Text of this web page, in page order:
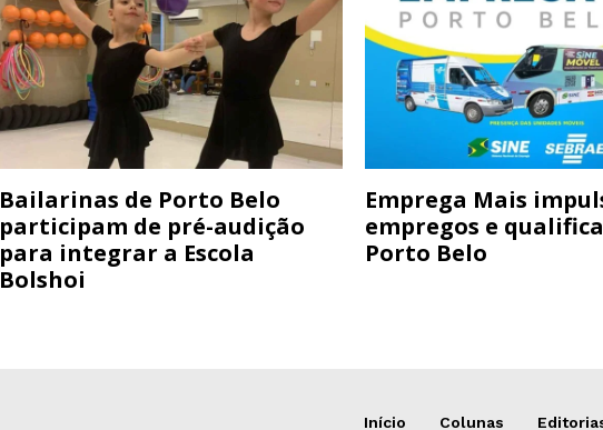
Bailarinas de Porto Belo
participam de pré-audição
para integrar a Escola
Bolshoi
Emprega Mais
empregos e
Porto Belo
Início Colunas